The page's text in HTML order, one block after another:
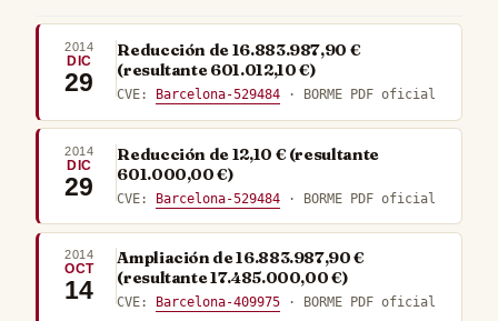
2014
DIC
29
Reducción de 16.883.987,90 €
(resultante 601.012,10 €)
CVE: Barcelona-529484 · BORME PDF oficial
2014
DIC
29
Reducción de 12,10 € (resultante
601.000,00 €)
CVE: Barcelona-529484 · BORME PDF oficial
2014
OCT
14
Ampliación de 16.883.987,90 €
(resultante 17.485.000,00 €)
CVE: Barcelona-409975 · BORME PDF oficial